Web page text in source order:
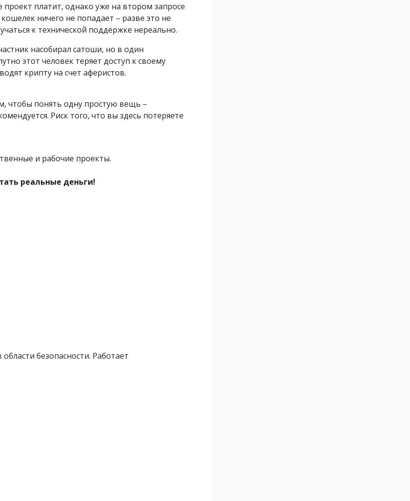
платит, однако уже на втором запросе
ничего не попадает – разве это не
к технической поддержке нереально.
насобирал сатоши, но в один
этот человек теряет доступ к своему
крипту на счет аферистов.
чтобы понять одну простую вещь –
Риск того, что вы здесь потеряете
и рабочие проекты.
реальные деньги!
безопасности. Работает